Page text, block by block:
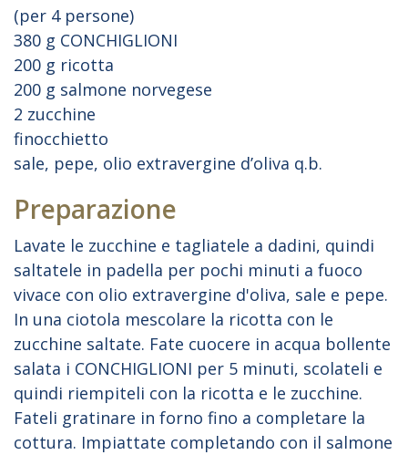
(per 4 persone)
380 g CONCHIGLIONI
200 g ricotta
200 g salmone norvegese
2 zucchine
finocchietto
sale, pepe, olio extravergine d’oliva q.b.
Preparazione
Lavate le zucchine e tagliatele a dadini, quindi
saltatele in padella per pochi minuti a fuoco
vivace con olio extravergine d'oliva, sale e pepe.
In una ciotola mescolare la ricotta con le
zucchine saltate. Fate cuocere in acqua bollente
salata i CONCHIGLIONI per 5 minuti, scolateli e
quindi riempiteli con la ricotta e le zucchine.
Fateli gratinare in forno fino a completare la
cottura. Impiattate completando con il salmone